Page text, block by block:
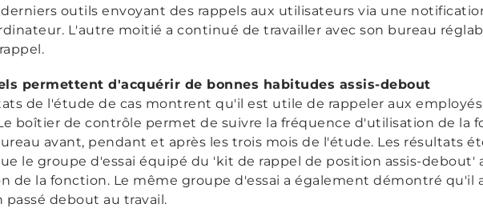
outils envoyant des rappels aux utilisateurs via une
L'autre moitié a continué de travailler avec son bureau
permettent d'acquérir de bonnes habitudes assis-debout
de l'étude de cas montrent qu'il est utile de rappeler aux
boîtier de contrôle permet de suivre la fréquence d'utilisation de la
avant, pendant et après les trois mois de l'étude. Les résultats
le groupe d'essai équipé du 'kit de rappel de position assis-debout'
de la fonction. Le même groupe d'essai a également démontré qu'il
debout au travail.